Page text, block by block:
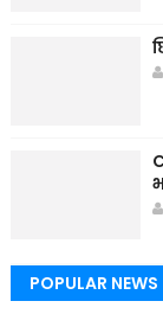
POPULAR NEWS